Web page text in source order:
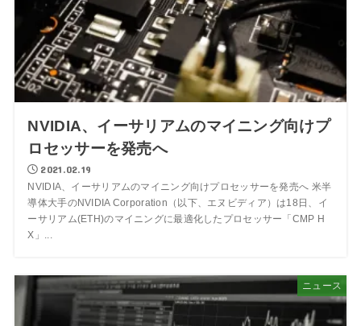
NVIDIA、イーサリアムのマイニング向けプ
ロセッサーを発売へ
2021.02.19
NVIDIA、イーサリアムのマイニング向けプロセッサーを発売へ 米半
導体大手のNVIDIA Corporation（以下、エヌビディア）は18日、イ
ーサリアム(ETH)のマイニングに最適化したプロセッサー「CMP H
X」...
ニュース